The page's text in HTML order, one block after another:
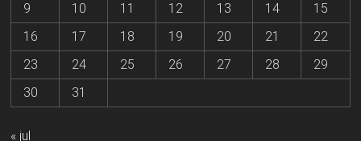
9
10 11 12 13 14
15
16
17 18 19 20 21
22
23
24 25 26 27 28
29
30
31
« jul